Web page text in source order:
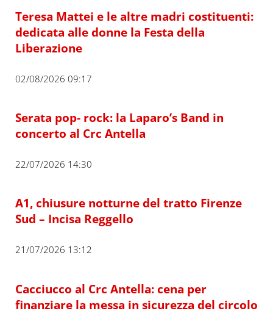
Teresa Mattei e le altre madri costituenti:
dedicata alle donne la Festa della
Liberazione
02/08/2026 09:17
Serata pop- rock: la Laparo’s Band in
concerto al Crc Antella
22/07/2026 14:30
A1, chiusure notturne del tratto Firenze
Sud – Incisa Reggello
21/07/2026 13:12
Cacciucco al Crc Antella: cena per
finanziare la messa in sicurezza del circolo